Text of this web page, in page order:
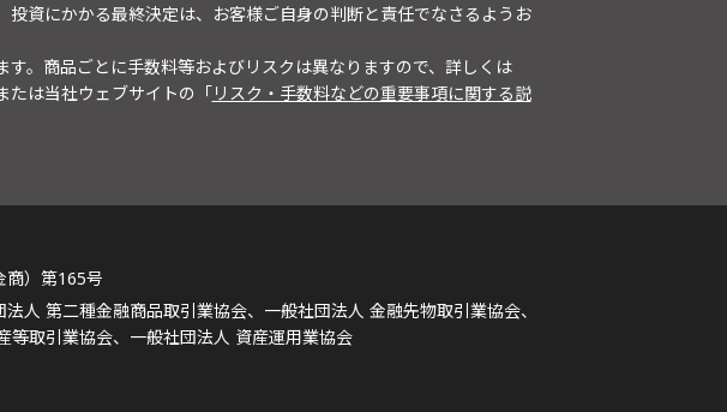
資にかかる最終決定は、お客様ご自身の判断と責任でなさるようお
。商品ごとに手数料等およびリスクは異なりますので、詳しくは
たは当社ウェブサイトの「リスク・手数料などの重要事項に関する説
）第165号
人 第二種金融商品取引業協会、一般社団法人 金融先物取引業協会、
等取引業協会、一般社団法人 資産運用業協会